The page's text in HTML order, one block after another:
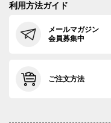
利用方法ガイド
メールマガジン
会員募集中
ご注文方法